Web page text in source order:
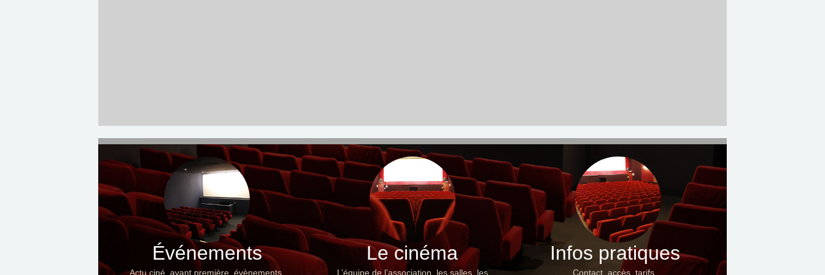
Événements
Actu ciné, avant première, évènements,
Le cinéma
L’équipe de l’association, les salles, les
Infos pratiques
Contact, accès, tarifs…